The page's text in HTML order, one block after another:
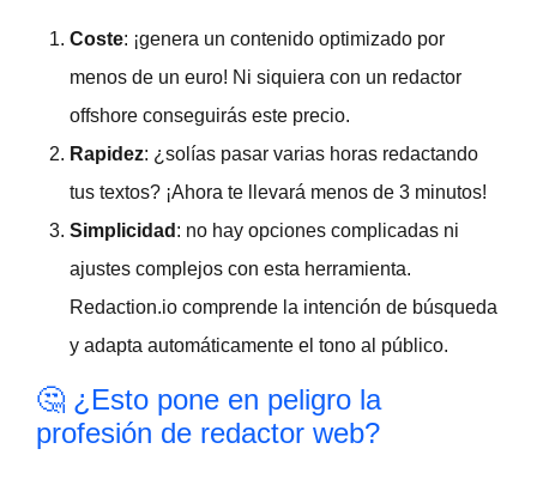
Coste: ¡genera un contenido optimizado por
menos de un euro! Ni siquiera con un redactor
offshore conseguirás este precio.
Rapidez: ¿solías pasar varias horas redactando
tus textos? ¡Ahora te llevará menos de 3 minutos!
Simplicidad : no hay opciones complicadas ni
ajustes complejos con esta herramienta.
Redaction.io comprende la intención de búsqueda
y adapta automáticamente el tono al público.
🤔 ¿Esto pone en peligro la
profesión de redactor web?